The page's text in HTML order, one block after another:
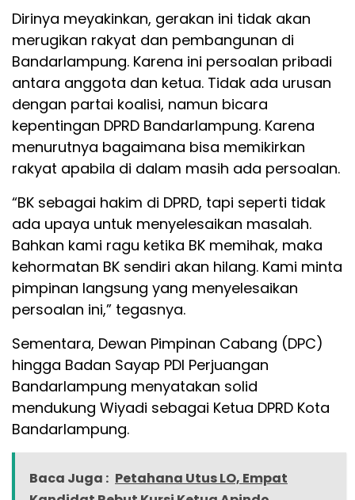
Dirinya meyakinkan, gerakan ini tidak akan
merugikan rakyat dan pembangunan di
Bandarlampung. Karena ini persoalan pribadi
antara anggota dan ketua. Tidak ada urusan
dengan partai koalisi, namun bicara
kepentingan DPRD Bandarlampung. Karena
menurutnya bagaimana bisa memikirkan
rakyat apabila di dalam masih ada persoalan.
“BK sebagai hakim di DPRD, tapi seperti tidak
ada upaya untuk menyelesaikan masalah.
Bahkan kami ragu ketika BK memihak, maka
kehormatan BK sendiri akan hilang. Kami minta
pimpinan langsung yang menyelesaikan
persoalan ini,” tegasnya.
Sementara, Dewan Pimpinan Cabang (DPC)
hingga Badan Sayap PDI Perjuangan
Bandarlampung menyatakan solid
mendukung Wiyadi sebagai Ketua DPRD Kota
Bandarlampung.
Baca Juga : Petahana Utus LO, Empat